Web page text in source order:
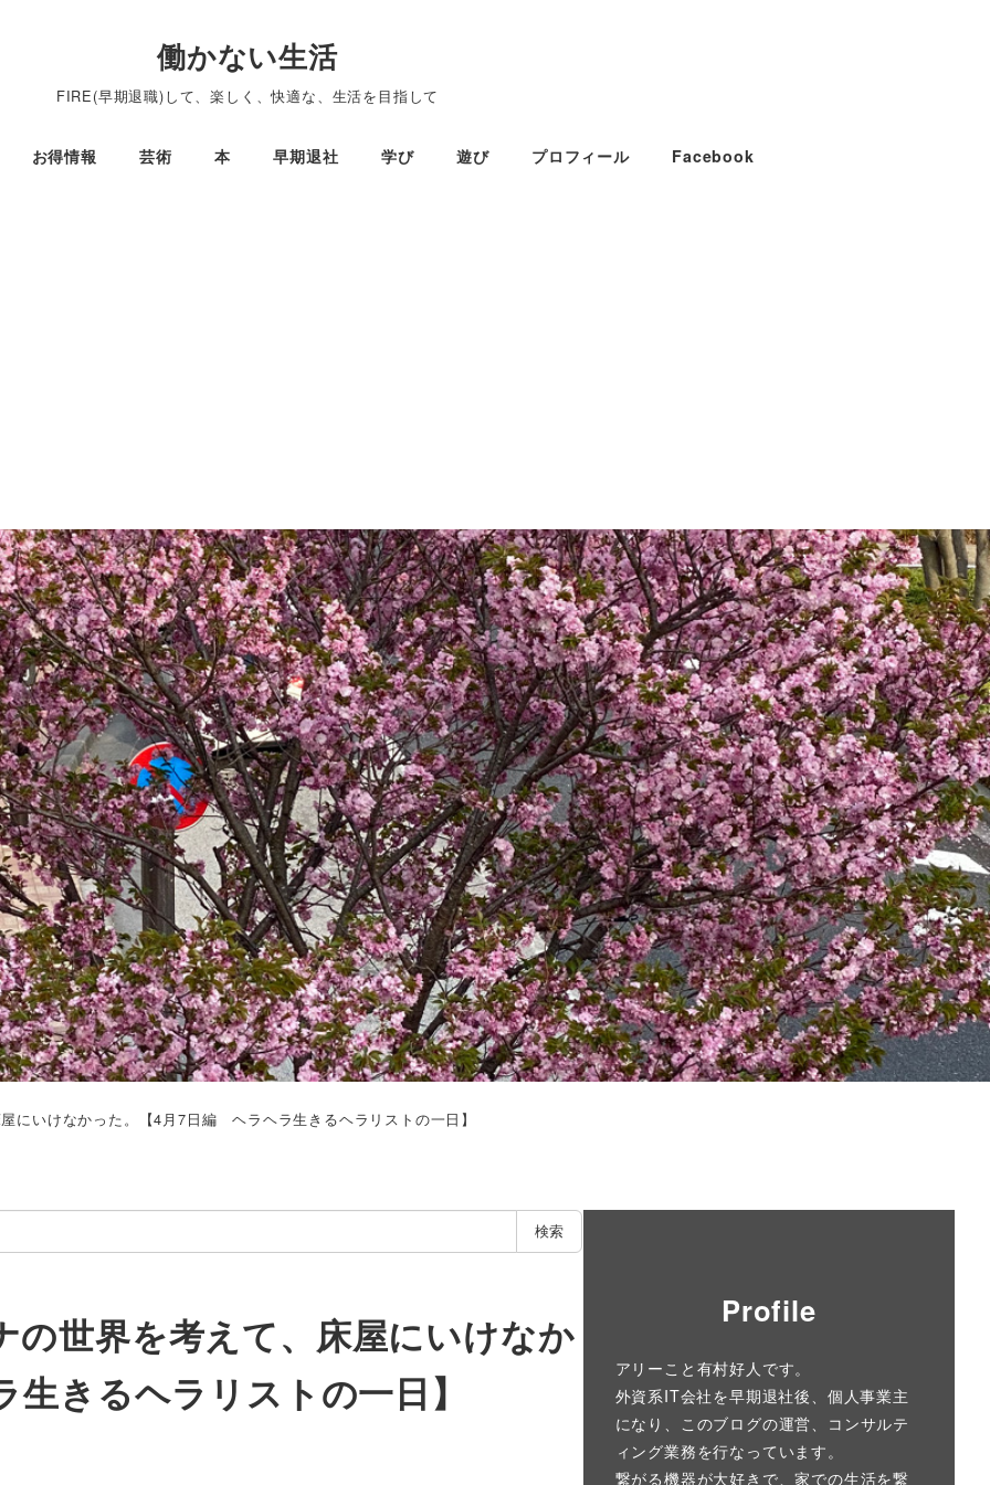
働かない生活
FIRE(早期退職)して、楽しく、快適な、生活を目指して
お得情報 芸術 本 早期退社 学び 遊び プロフィール Facebook
にいけなかった。【4月7日編 ヘラヘラ生きるヘラリストの一日】
検索
世界を考えて、床屋にいけなか
きるヘラリストの一日】
Profile
アリーこと有村好人です。
外資系IT会社を早期退社後、個人事業主
になり、このブログの運営、コンサルテ
ィング業務を行なっています。
繋がる機器が大好きで、家での生活を繋